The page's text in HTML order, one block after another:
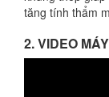
tăng tính thẩm
2. VIDEO